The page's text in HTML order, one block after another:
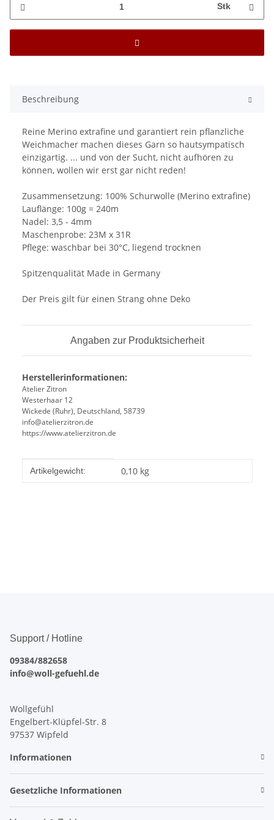
Stk
Beschreibung
Reine Merino extrafine und garantiert rein pflanzliche
Weichmacher machen dieses Garn so hautsympatisch
einzigartig. ... und von der Sucht, nicht aufhören zu
können, wollen wir erst gar nicht reden!
Zusammensetzung: 100% Schurwolle (Merino extrafine)
Lauflänge: 100g = 240m
Nadel: 3,5 - 4mm
Maschenprobe: 23M x 31R
Pflege: waschbar bei 30°C, liegend trocknen
Spitzenqualität Made in Germany
Der Preis gilt für einen Strang ohne Deko
Angaben zur Produktsicherheit
Herstellerinformationen:
Atelier Zitron
Westerhaar 12
Wickede (Ruhr), Deutschland, 58739
info@atelierzitron.de
https://www.atelierzitron.de
Produkteigenschaft
Wert
Artikelgewicht: 0,10 kg
Support / Hotline
09384/882658
info@woll-gefuehl.de
Wollgefühl
Engelbert-Klüpfel-Str. 8
97537 Wipfeld
Informationen
Gesetzliche Informationen